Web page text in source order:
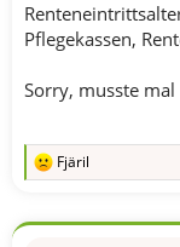
Pflegekassen,
Sorry, musste
R
k
Fjäril